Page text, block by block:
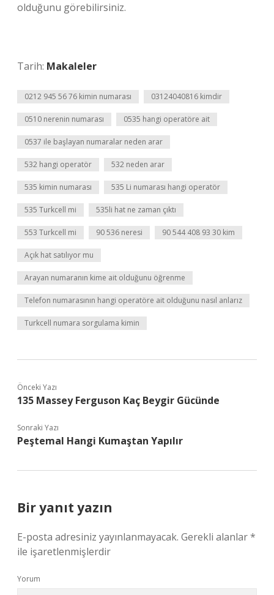
olduğunu görebilirsiniz.
Tarih: Makaleler
0212 945 56 76 kimin numarası 03124040816 kimdir
0510 nerenin numarası 0535 hangi operatöre ait
0537 ile başlayan numaralar neden arar
532 hangi operatör 532 neden arar
535 kimin numarası 535 Li numarası hangi operatör
535 Turkcell mi 535li hat ne zaman çıktı
553 Turkcell mi 90 536 neresi 90 544 408 93 30 kim
Açık hat satılıyor mu
Arayan numaranın kime ait olduğunu öğrenme
Telefon numarasının hangi operatöre ait olduğunu nasıl anlarız
Turkcell numara sorgulama kimin
Önceki Yazı
135 Massey Ferguson Kaç Beygir Gücünde
Sonraki Yazı
Peştemal Hangi Kumaştan Yapılır
Bir yanıt yazın
E-posta adresiniz yayınlanmayacak. Gerekli alanlar*
ile işaretlenmişlerdir
Yorum